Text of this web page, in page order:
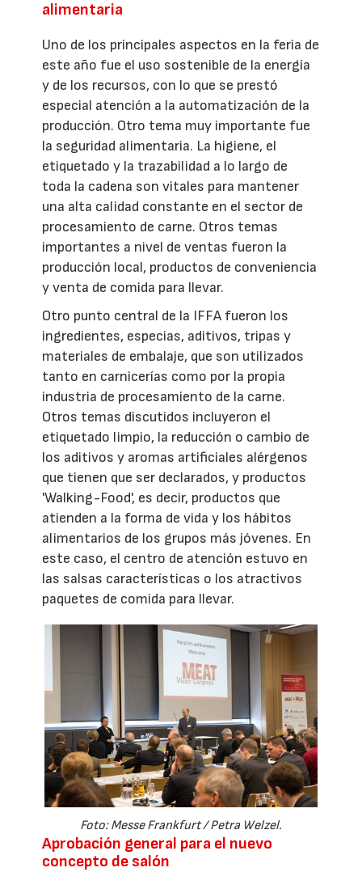
alimentaria
Uno de los principales aspectos en la feria de
este año fue el uso sostenible de la energía
y de los recursos, con lo que se prestó
especial atención a la automatización de la
producción. Otro tema muy importante fue
la seguridad alimentaria. La higiene, el
etiquetado y la trazabilidad a lo largo de
toda la cadena son vitales para mantener
una alta calidad constante en el sector de
procesamiento de carne. Otros temas
importantes a nivel de ventas fueron la
producción local, productos de conveniencia
y venta de comida para llevar.
Otro punto central de la IFFA fueron los
ingredientes, especias, aditivos, tripas y
materiales de embalaje, que son utilizados
tanto en carnicerías como por la propia
industria de procesamiento de la carne.
Otros temas discutidos incluyeron el
etiquetado limpio, la reducción o cambio de
los aditivos y aromas artificiales alérgenos
que tienen que ser declarados, y productos
'Walking-Food', es decir, productos que
atienden a la forma de vida y los hábitos
alimentarios de los grupos más jóvenes. En
este caso, el centro de atención estuvo en
las salsas características o los atractivos
paquetes de comida para llevar.
Foto: Messe Frankfurt / Petra Welzel.
Aprobación general para el nuevo
concepto de salón